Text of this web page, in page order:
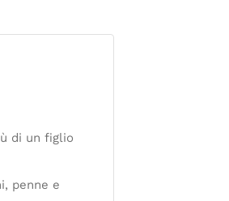
di un figlio
penne e